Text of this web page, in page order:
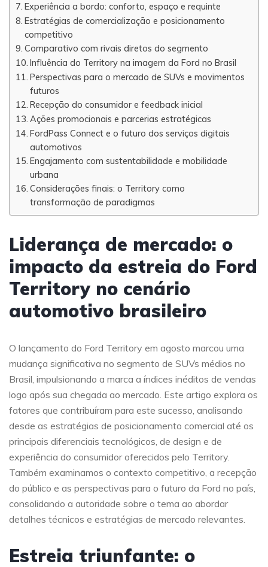
Experiência a bordo: conforto, espaço e requinte
Estratégias de comercialização e posicionamento
competitivo
Comparativo com rivais diretos do segmento
Influência do Territory na imagem da Ford no Brasil
Perspectivas para o mercado de SUVs e movimentos
futuros
Recepção do consumidor e feedback inicial
Ações promocionais e parcerias estratégicas
FordPass Connect e o futuro dos serviços digitais
automotivos
Engajamento com sustentabilidade e mobilidade
urbana
Considerações finais: o Territory como
transformação de paradigmas
Liderança de mercado: o
impacto da estreia do Ford
Territory no cenário
automotivo brasileiro
O lançamento do Ford Territory em agosto marcou uma
mudança significativa no segmento de SUVs médios no
Brasil, impulsionando a marca a índices inéditos de vendas
logo após sua chegada ao mercado. Este artigo explora os
fatores que contribuíram para este sucesso, analisando
desde as estratégias de posicionamento comercial até os
principais diferenciais tecnológicos, de design e de
experiência do consumidor oferecidos pelo Territory.
Também examinamos o contexto competitivo, a recepção
do público e as perspectivas para o futuro da Ford no país,
consolidando a autoridade sobre o tema ao abordar
detalhes técnicos e estratégias de mercado relevantes.
Estreia triunfante: o